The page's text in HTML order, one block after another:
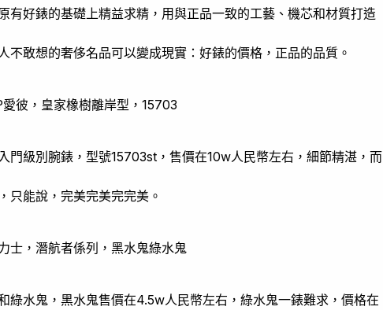
有好錶的基礎上精益求精，用與正品一致的工藝、機芯和材質打造
不敢想的奢侈名品可以變成現實：好錶的價格，正品的品質。
彼，皇家橡樹離岸型，15703
門級別腕錶，型號15703st，售價在10w人民幣左右，細節精湛，而
只能說，完美完美完完美。
士，潛航者係列，黑水鬼綠水鬼
綠水鬼，黑水鬼售價在4.5w人民幣左右，綠水鬼一錶難求，價格在